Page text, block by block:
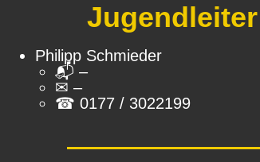
Jugendleiter
Philipp Schmieder
📬︎ –
✉ –
☎ 0177 / 3022199